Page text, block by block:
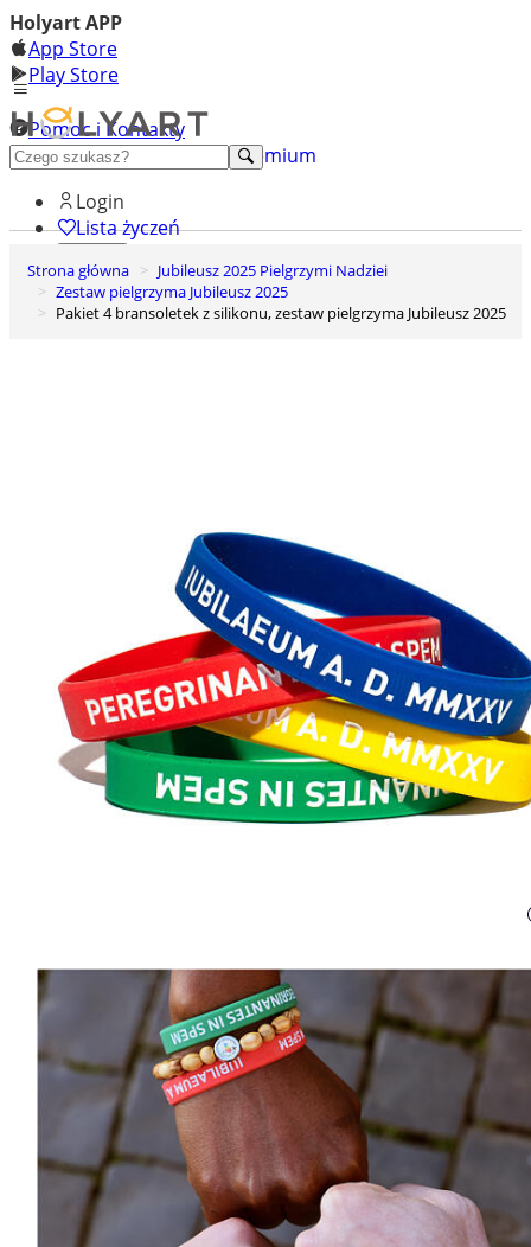
Holyart APP
App Store
Play Store
Pomoc i Kontakty
+48 222 922 860
Odkryj premium
Login
Lista życzeń
0
Koszyk
Strona główna
Jubileusz 2025 Pielgrzymi Nadziei
Zestaw pielgrzyma Jubileusz 2025
Pakiet 4 bransoletek z silikonu, zestaw pielgrzyma Jubileusz 2025